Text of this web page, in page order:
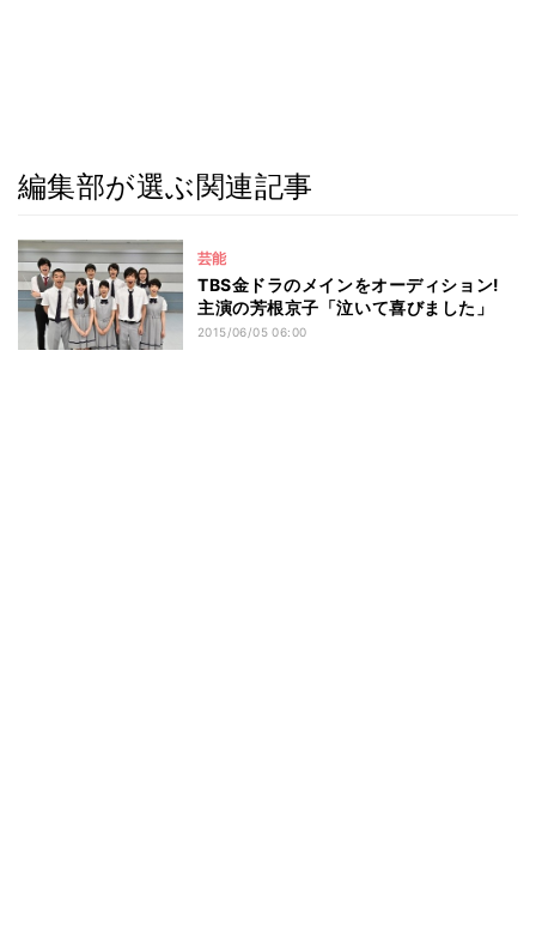
編集部が選ぶ関連記事
芸能
TBS金ドラのメインをオーディション!
主演の芳根京子「泣いて喜びました」
2015/06/05 06:00